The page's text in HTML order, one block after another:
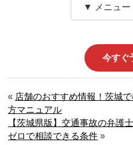
▼ メニュー
今すぐ
« 店舗のおすすめ情報！茨城
方マニュアル
【茨城県版】交通事故の弁護
ゼロで相談できる条件 »